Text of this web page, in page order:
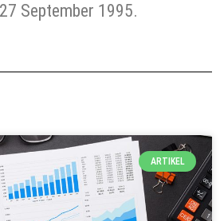
September 1995.
ARTIKEL